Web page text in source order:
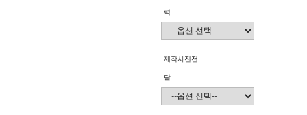
력
제작사진전
달